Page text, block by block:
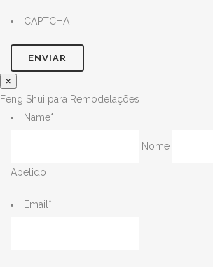
CAPTCHA
×
Feng Shui para Remodelações
Name*
Nome
Apelido
Email*